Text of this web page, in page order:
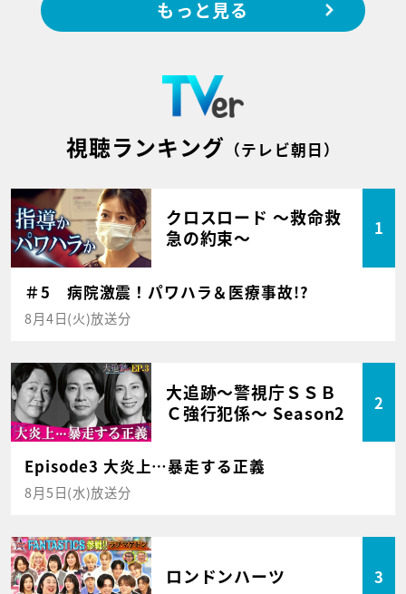
もっと見る
視聴ランキング （テレビ朝日）
クロスロード ～救命救
急の約束～
1
＃5 病院激震！パワハラ＆医療事故!?
8月4日(火)放送分
大追跡～警視庁ＳＳＢ
Ｃ強行犯係～ Season2
2
Episode3 大炎上…暴走する正義
8月5日(水)放送分
ロンドンハーツ 3